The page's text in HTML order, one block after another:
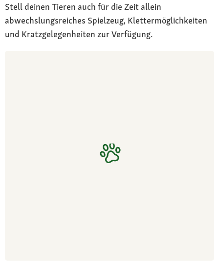
Stell deinen Tieren auch für die Zeit allein
abwechslungsreiches Spielzeug, Klettermöglichkeiten
und Kratzgelegenheiten zur Verfügung.